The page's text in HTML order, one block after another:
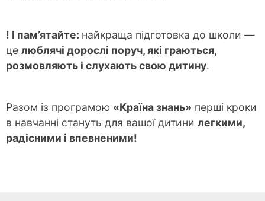
! І пам’ятайте: найкраща підготовка до школи —
це люблячі дорослі поруч, які граються,
розмовляють і слухають свою дитину.
Разом із програмою «Країна знань» перші кроки
в навчанні стануть для вашої дитини легкими,
радісними і впевненими!